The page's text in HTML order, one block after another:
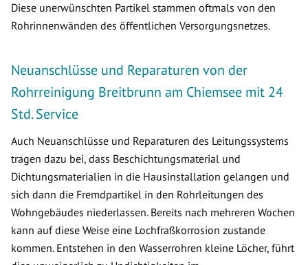
Diese unerwünschten Partikel stammen oftmals von den
Rohrinnenwänden des öffentlichen Versorgungsnetzes.
Neuanschlüsse und Reparaturen von der
Rohrreinigung Breitbrunn am Chiemsee mit 24
Std. Service
Auch Neuanschlüsse und Reparaturen des Leitungssystems
tragen dazu bei, dass Beschichtungsmaterial und
Dichtungsmaterialien in die Hausinstallation gelangen und
sich dann die Fremdpartikel in den Rohrleitungen des
Wohngebäudes niederlassen. Bereits nach mehreren Wochen
kann auf diese Weise eine Lochfraßkorrosion zustande
kommen. Entstehen in den Wasserrohren kleine Löcher, führt